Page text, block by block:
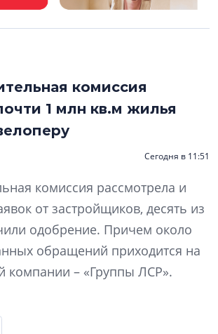
комиссия
1 млн кв.м жилья
Сегодня в 11:51
комиссия рассмотрела и
от застройщиков, десять из
одобрение. Причем около
обращений приходится на
компании – «Группы ЛСР».